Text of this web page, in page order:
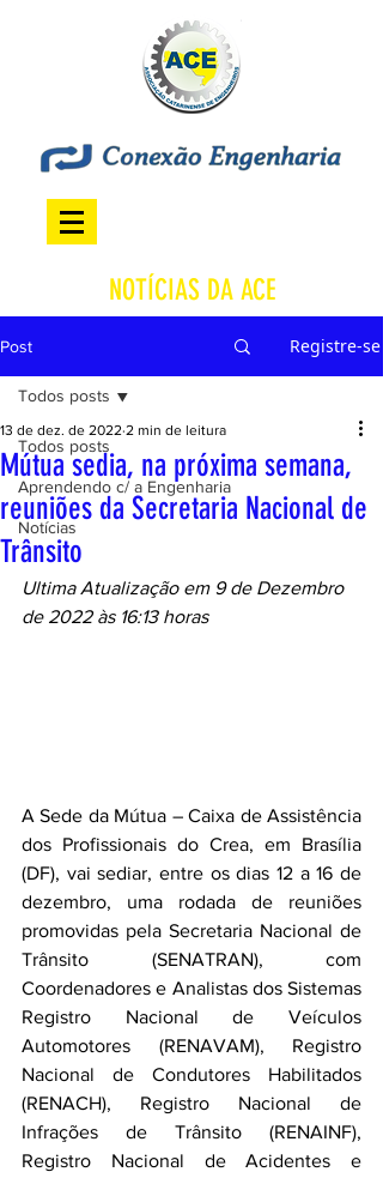
NOTÍCIAS DA ACE
Post Registre-se
Todos posts
Aprendendo c/ a Engenharia
Notícias
Todos posts
Mútua sedia, na próxima semana,
reuniões da Secretaria Nacional de
Trânsito
13 de dez. de 2022 2 min de leitura
Ultima Atualização em 9 de Dezembro
de 2022 às 16:13 horas
A Sede da Mútua – Caixa de Assistência
dos Profissionais do Crea, em Brasília
(DF), vai sediar, entre os dias 12 a 16 de
dezembro, uma rodada de reuniões
promovidas pela Secretaria Nacional de
Trânsito (SENATRAN), com
Coordenadores e Analistas dos Sistemas
Registro Nacional de Veículos
Automotores (RENAVAM), Registro
Nacional de Condutores Habilitados
(RENACH), Registro Nacional de
Infrações de Trânsito (RENAINF),
Registro Nacional de Acidentes e